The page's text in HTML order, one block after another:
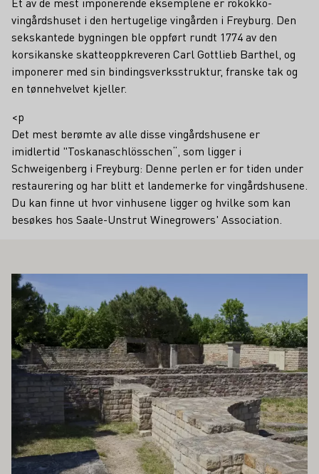
vingårdshuset i den hertugelige vingården i Freyburg. Den
sekskantede bygningen ble oppført rundt 1774 av den
korsikanske skatteoppkreveren Carl Gottlieb Barthel, og
imponerer med sin bindingsverksstruktur, franske tak og
en tønnehvelvet kjeller.
<p
Det mest berømte av alle disse vingårdshusene er
imidlertid "Toskanaschlösschen“, som ligger i
Schweigenberg i Freyburg: Denne perlen er for tiden under
restaurering og har blitt et landemerke for vingårdshusene.
Du kan finne ut hvor vinhusene ligger og hvilke som kan
besøkes hos Saale-Unstrut Winegrowers' Association.
INTERESSERE DEG
Lær mer om dette